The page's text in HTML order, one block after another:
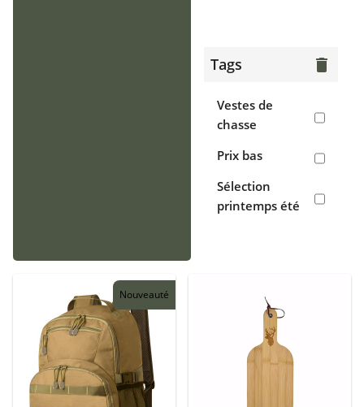
Chaussants
> Chaussures
crocs
> Écharpes,
tours de cou
> Gants
Tags delete
Vestes de
chasse
Prix bas
Sélection
printemps été
Nouveauté